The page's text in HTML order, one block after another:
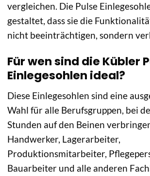
vergleichen. Die Pulse
gestaltet, dass sie die
nicht beeinträchtigen, sondern
Für wen sind die Kübler
Einlegesohlen ideal?
Diese Einlegesohlen sind eine
Wahl für alle Berufsgruppen, bei
Stunden auf den Beinen
Handwerker, Lagerarbeiter,
Produktionsmitarbeiter,
Bauarbeiter und alle anderen